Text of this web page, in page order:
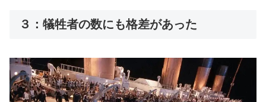
３：犠牲者の数にも格差があった